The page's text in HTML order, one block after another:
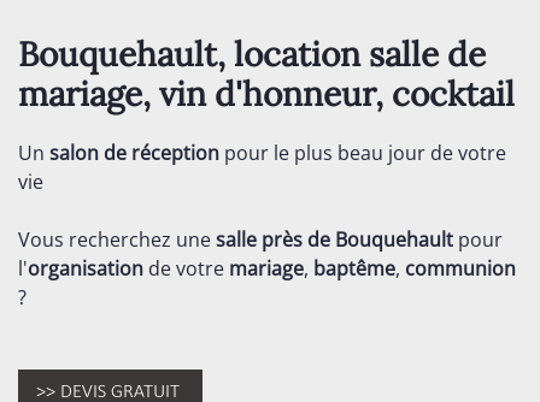
Bouquehault, location salle de
mariage, vin d'honneur, cocktail
Un salon de réception pour le plus beau jour de votre
vie
Vous recherchez unesalle près de Bouquehault pour
l'organisation de votre mariage, baptême, communion
?